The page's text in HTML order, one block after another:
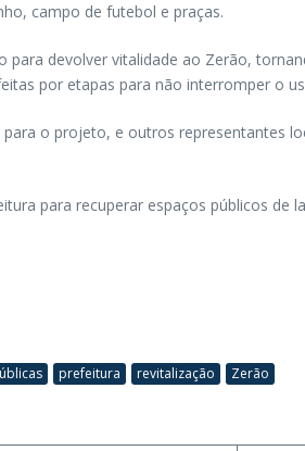
campo de futebol e praças.
devolver vitalidade ao Zerão,
por etapas para não interromper o
o projeto, e outros representantes
para recuperar espaços públicos
prefeitura revitalização Zerão